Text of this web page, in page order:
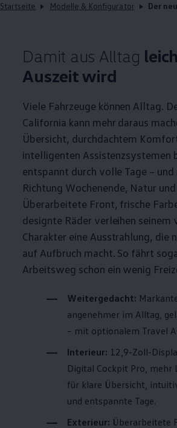
Startseite Modelle & Konfigurator Der
Damit aus Alltag
Auszeit wird
Viele Fahrzeuge können Alltag.
California kann mehr daraus
Übersicht, durchdachtem
intelligenten Assistenzsystemen
entspannt durch volle Tage – und
Richtung Wochenende, Natur
Überarbeitete Front, frische
designte Räder verleihen seinem
Charakter eine Ausstrahlung, die
auf Aufbruch macht. So fährt
Arbeitsweg schon ein wenig
Weitergedacht:
angenehmer im Alltag,
– mit optionalem Travel
Interieur: 12,9-Zoll-
Digital Cockpit Pro, mehr
für klare Übersicht,
und entspannte Tage.
Exterieur: Überarbeitete